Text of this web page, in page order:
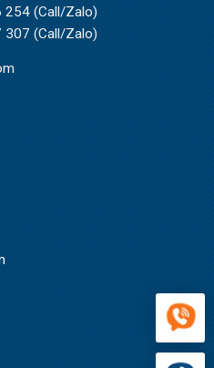
254 (Call/Zalo)
307 (Call/Zalo)